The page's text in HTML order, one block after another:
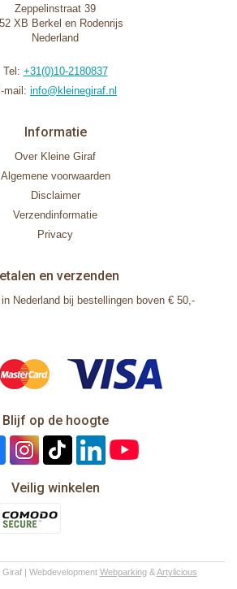
Zeppelinstraat 39
XB Berkel en Rodenrijs
Nederland
Tel: +31(0)10-2180837
mail: info@kleinegiraf.nl
Informatie
Over Kleine Giraf
Algemene voorwaarden
Disclaimer
Verzendinformatie
Privacy
en verzenden
Nederland bij bestellingen boven € 50,-
Blijf op de hoogte
Veilig winkelen
| Webdevelopment Webparking&Artylicious